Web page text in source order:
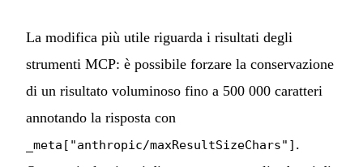
La modifica più utile riguarda i risultati degli
strumenti MCP: è possibile forzare la conservazione
di un risultato voluminoso fino a 500 000 caratteri
annotando la risposta con
_meta["anthropic/maxResultSizeChars"] .